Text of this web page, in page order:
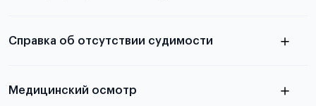
абитуриентов, изложена в статье.
принимаются
Справка об отсутствии судимости
Медицинский осмотр